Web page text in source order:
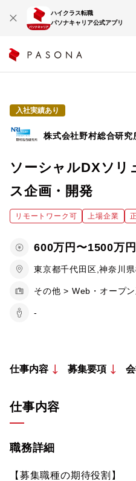
ハイクラス転職
パソナキャリア公式アプリ
入社実績あり
株式会社野村総合研究
ソーシャルDXソリ
ス企画・開発
リモートワーク可 上場企業
600万円〜1500万円
東京都千代田区,神奈川
その他 > Web・オープン
-
仕事内容 募集要項
仕事内容
職務詳細
【募集職種の期待役割】